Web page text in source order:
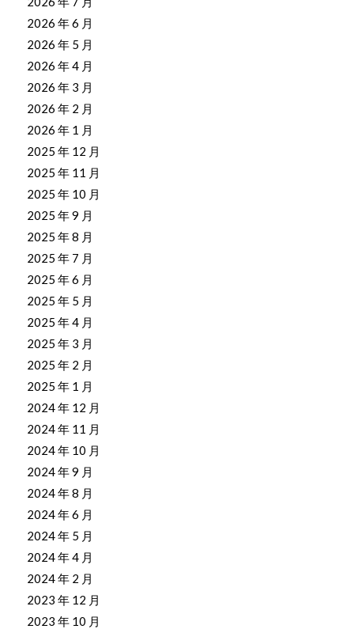
2026 年 6 月
2026 年 5 月
2026 年 4 月
2026 年 3 月
2026 年 2 月
2026 年 1 月
2025 年 12 月
2025 年 11 月
2025 年 10 月
2025 年 9 月
2025 年 8 月
2025 年 7 月
2025 年 6 月
2025 年 5 月
2025 年 4 月
2025 年 3 月
2025 年 2 月
2025 年 1 月
2024 年 12 月
2024 年 11 月
2024 年 10 月
2024 年 9 月
2024 年 8 月
2024 年 6 月
2024 年 5 月
2024 年 4 月
2024 年 2 月
2023 年 12 月
2023 年 10 月